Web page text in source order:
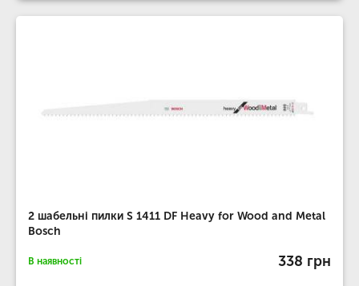
2 шабельні пилки S 1411 DF Heavy for Wood and Metal
Bosch
В наявності 338 грн